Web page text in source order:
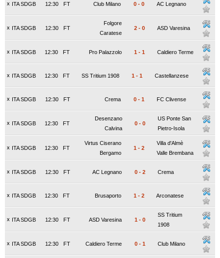
x ITA SDGB FT
12:30 Club Milano 0 - 0 AC Legnano
x ITA SDGB FT
12:30
Folgore
Caratese
2 - 0 ASD Varesina
x ITA SDGB FT
12:30 Pro Palazzolo 1 - 1 Caldiero Terme
x ITA SDGB FT
12:30 SS Tritium 1908 1 - 1 Castellanzese
x ITA SDGB FT
12:30 Crema 0 - 1 FC Clivense
x ITA SDGB FT
12:30
Desenzano
Calvina
0 - 0
US Ponte San
Pietro-Isola
x ITA SDGB FT
12:30
Virtus Ciserano
Bergamo
1 - 2
Villa d'Almè
Valle Brembana
x ITA SDGB FT
12:30 AC Legnano 0 - 2 Crema
x ITA SDGB FT
12:30 Brusaporto 1 - 2 Arconatese
x ITA SDGB FT
12:30 ASD Varesina 1 - 0
SS Tritium
1908
x ITA SDGB FT
12:30 Caldiero Terme 0 - 1 Club Milano